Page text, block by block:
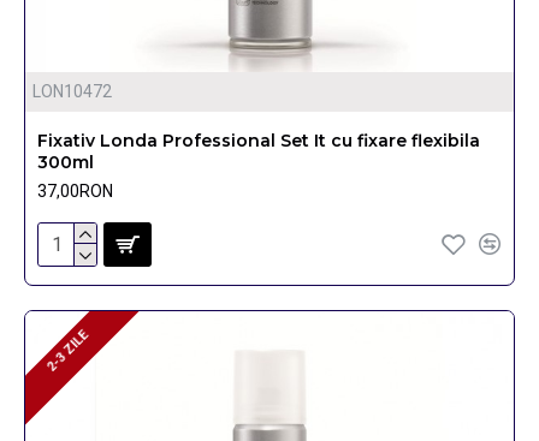
LON10472
Fixativ Londa Professional Set It cu fixare flexibila
300ml
37,00RON
2-3 ZILE
2-3 ZILE